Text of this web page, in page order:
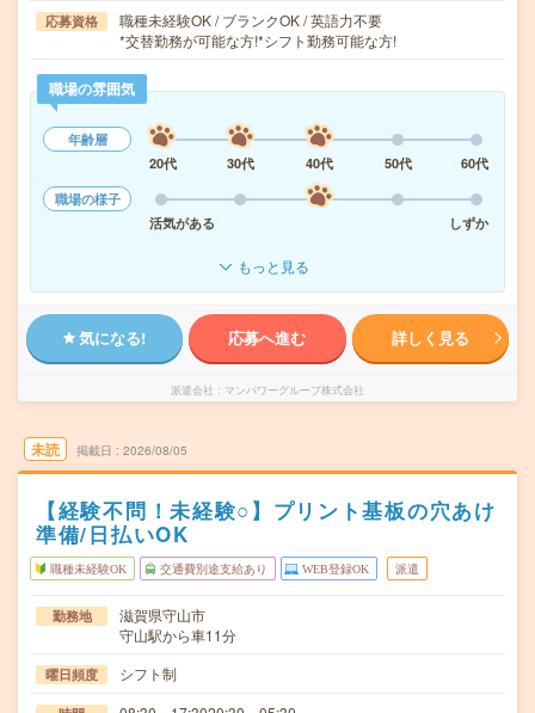
応募資格
職種未経験OK / ブランクOK / 英語力不要
*交替勤務が可能な方!*シフト勤務可能な方!
職場の雰囲気
年齢層
20代
30代 40代 50代
60代
職場の様子
活気がある
しずか
もっと見る
気になる! 応募へ進む 詳しく見る
派遣会社 マンパワーグループ株式会社
未読 掲載日 2026/08/05
【経験不問！未経験○】プリント基板の穴あけ
準備/日払いOK
職種未経験OK 交通費別途支給あり WEB登録OK 派遣
勤務地
滋賀県守山市
守山駅から車11分
曜日頻度 シフト制